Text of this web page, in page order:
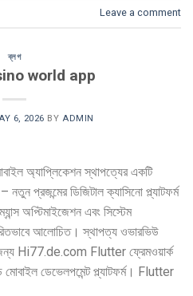
Leave a comment
ব্লগ
world app
6, 2026 BY ADMIN
অ্যাপ্লিকেশন স্থাপত্যের একটি
প্রজন্মের ডিজিটাল ক্যাসিনো প্ল্যাটফর্ম
অপ্টিমাইজেশন এবং সিস্টেম
আলোচিত। স্থাপত্য ওভারভিউ
Hi77.de.com Flutter ফ্রেমওয়ার্ক
ডেভেলপমেন্ট প্ল্যাটফর্ম। Flutter